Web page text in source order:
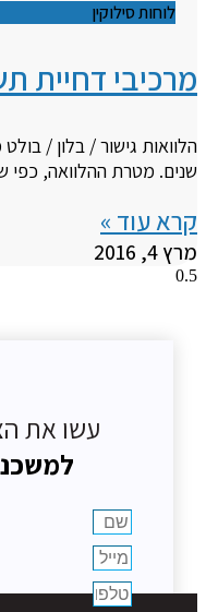
לוחות סילוקין
מרכיבי דחיית
שנים. מטרת ההלוואה,
קרא עוד »
מרץ 4, 2016
עשו את